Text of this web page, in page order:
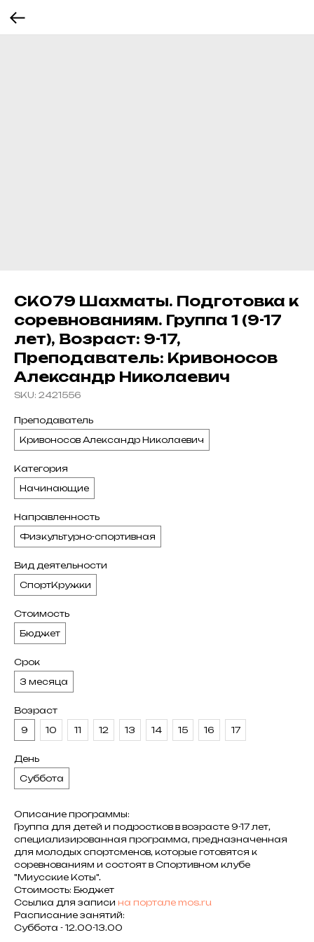
СК079 Шахматы. Подготовка к
соревнованиям. Группа 1 (9-17
лет), Возраст: 9-17,
Преподаватель: Кривоносов
Александр Николаевич
SKU: 2421556
Преподаватель
Кривоносов Александр Николаевич
Категория
Начинающие
Направленность
Физкультурно-спортивная
Вид деятельности
СпортКружки
Стоимость
Бюджет
Срок
3 месяца
Возраст
9
10 11 12 13 14 15 16 17
День
Суббота
Описание программы:
Группа для детей и подростков в возрасте 9-17 лет,
специализированная программа, предназначенная
для молодых спортсменов, которые готовятся к
соревнованиям и состоят в Спортивном клубе
"Миусские Коты".
Стоимость: Бюджет
Cсылка для записи на портале mos.ru
Расписание занятий:
Суббота - 12.00-13.00